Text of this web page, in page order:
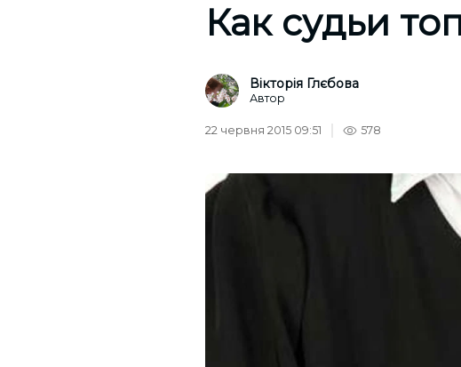
Как судьи
Вікторія Глєбова
Автор
22 червня 2015 09:51 578